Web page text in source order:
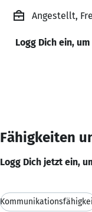
Angestellt,
Logg Dich ein,
Fähigkeiten
Logg Dich jetzt ein,